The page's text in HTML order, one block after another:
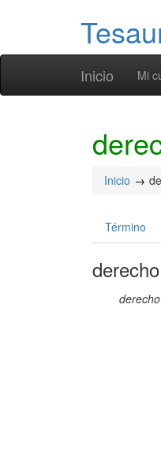
Inicio Mi
Inicio
Término